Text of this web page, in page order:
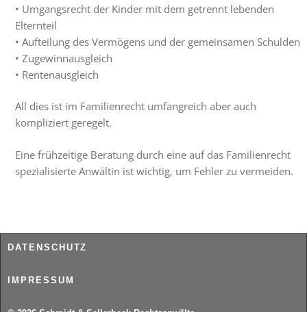
• Umgangsrecht der Kinder mit dem getrennt lebenden
Elternteil
• Aufteilung des Vermögens und der gemeinsamen Schulden
• Zugewinnausgleich
• Rentenausgleich
All dies ist im Familienrecht umfangreich aber auch
kompliziert geregelt.
Eine frühzeitige Beratung durch eine auf das Familienrecht
spezialisierte Anwältin ist wichtig, um Fehler zu vermeiden.
DATENSCHUTZ
IMPRESSUM